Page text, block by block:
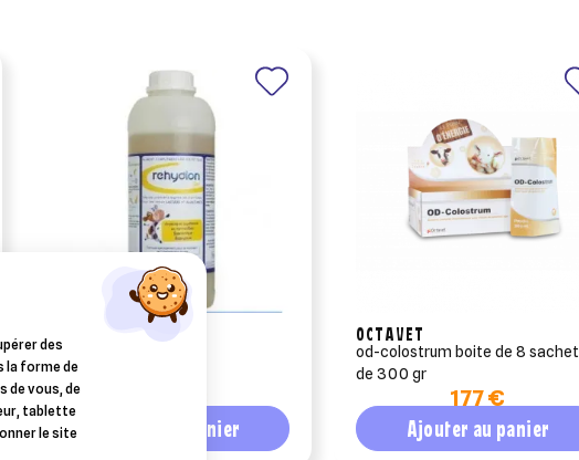
CEVA SANTE ANIMALE
rehydion eco 960 ml
Ajouter au panier
OCTAVET
od-colostrum boite de 8 sachets
de 300 gr
177 €
Ajouter au panier
des
la forme de
de vous, de
tablette
le site